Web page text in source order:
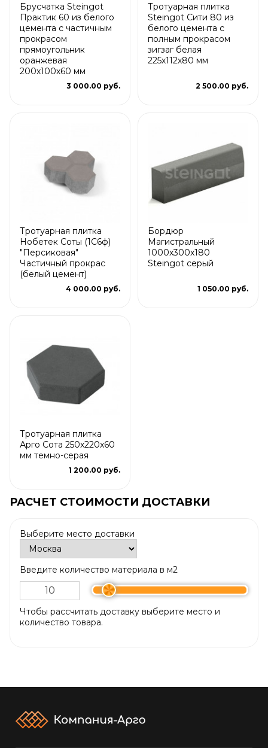
Брусчатка Steingot
Практик 60 из белого
цемента с частичным
прокрасом
прямоугольник
оранжевая
200х100х60 мм
3 000.00 руб.
Тротуарная плитка
Steingot Сити 80 из
белого цемента с
полным прокрасом
зигзаг белая
225х112х80 мм
2 500.00 руб.
Тротуарная плитка
Нобетек Соты (1С6ф)
"Персиковая"
Частичный прокрас
(белый цемент)
4 000.00 руб.
Бордюр
Магистральный
1000x300x180
Steingot серый
1 050.00 руб.
Тротуарная плитка
Арго Сота 250x220x60
мм темно-серая
1 200.00 руб.
РАСЧЕТ СТОИМОСТИ ДОСТАВКИ
Выберите место доставки
Введите количество материала в м2
Чтобы рассчитать доставку выберите место и
количество товара.